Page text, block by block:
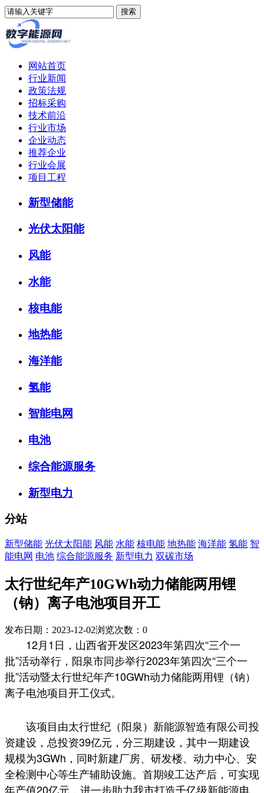
网站首页
行业新闻
政策法规
招标采购
技术前沿
行业市场
企业动态
推荐企业
行业会展
项目工程
新型储能
光伏太阳能
风能
水能
核电能
地热能
海洋能
氢能
智能电网
电池
综合能源服务
新型电力
分站
新型储能 光伏太阳能 风能 水能 核电能 地热能 海洋能 氢能 智
能电网 电池 综合能源服务 新型电力 双碳市场
太行世纪年产10GWh动力储能两用锂
（钠）离子电池项目开工
发布日期：2023-12-02浏览次数： 0
12月1日，山西省开发区2023年第四次“三个一
批”活动举行，阳泉市同步举行2023年第四次“三个一
批”活动暨太行世纪年产10GWh动力储能两用锂（钠）
离子电池项目开工仪式。
该项目由太行世纪（阳泉）新能源智造有限公司投
资建设，总投资39亿元，分三期建设，其中一期建设
规模为3GWh，同时新建厂房、研发楼、动力中心、安
全检测中心等生产辅助设施。首期竣工达产后，可实现
年产值20亿元，进一步助力我市打造千亿级新能源电